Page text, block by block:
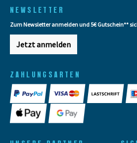
NEWSLETTER
Zum Newsletter anmelden und 5€ Gutschein**
Jetzt anmelden
ZAHLUNGSARTEN